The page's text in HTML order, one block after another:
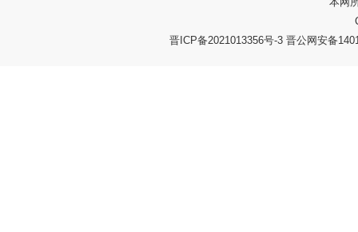
晋ICP备2021013356号-3 晋公网安备